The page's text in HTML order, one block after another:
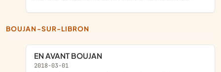
BOUJAN-SUR-LIBRON
EN AVANT BOUJAN
2018-03-01